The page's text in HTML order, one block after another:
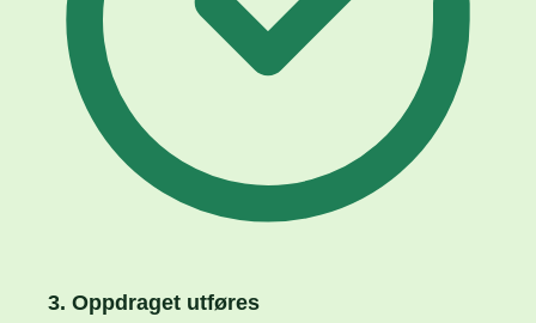
3. Oppdraget utføres